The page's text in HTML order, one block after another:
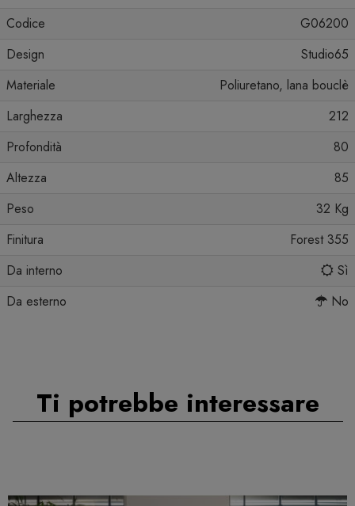
Codice
G06200
Design
Studio65
Materiale
Poliuretano, lana bouclè
Larghezza
212
Profondità
80
Altezza
85
Peso
32 Kg
Finitura
Forest 355
Da interno
Sì
Da esterno
No
Ti potrebbe interessare